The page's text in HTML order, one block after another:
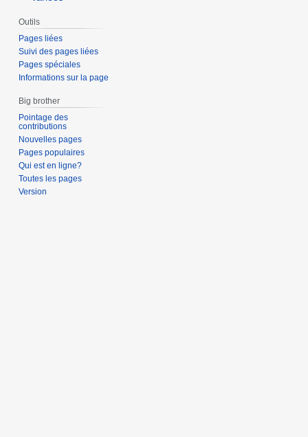
Outils
Pages liées
Suivi des pages liées
Pages spéciales
Informations sur la page
Big brother
Pointage des
contributions
Nouvelles pages
Pages populaires
Qui est en ligne?
Toutes les pages
Version